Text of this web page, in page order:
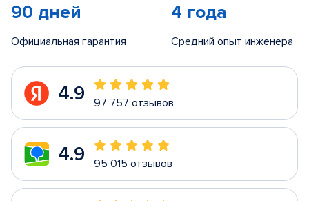
90 дней
Официальная гарантия
4 года
Средний опыт инженера
4.9 97 757 отзывов
4.9 95 015 отзывов